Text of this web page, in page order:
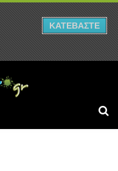
Ρεπορτάζ
ΚΑΤΕΒΑΣΤΕ